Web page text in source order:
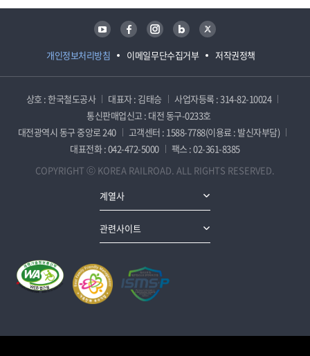
개인정보처리방침 이메일무단수집거부 저작권정책
유튜브 페이스북 인스타그램 블로그 트위터
상호 : 한국철도공사 대표자 : 김태승
사업자등록 : 314-82-10024
통신판매업신고 : 대전 동구-0233호
대전광역시 동구 중앙로 240
고객센터 : 1588-7788(이용료 : 발신자부담)
대표전화 : 042-472-5000
팩스 : 02-361-8385
COPYRIGHT ⓒ KOREA RAILROAD. ALL RIGHTS RESERVED.
계열사
관련사이트